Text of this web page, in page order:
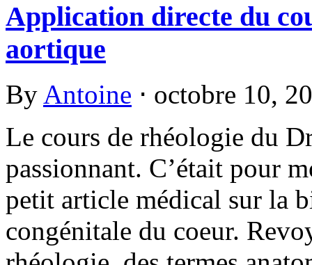
Application directe du
aortique
By Antoine ⋅ octobre 10,
Le cours de rhéologie du
passionnant. C’était pour
petit article médical sur la
congénitale du coeur.